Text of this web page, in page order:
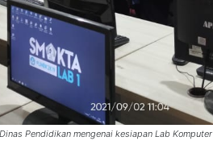
Pendidikan mengenai kesiapan Lab